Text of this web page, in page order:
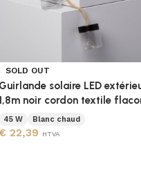
SOLD OUT
Guirlande solaire LED
noir cordon textile
45 W Blanc chaud
€ 22,39 HTVA